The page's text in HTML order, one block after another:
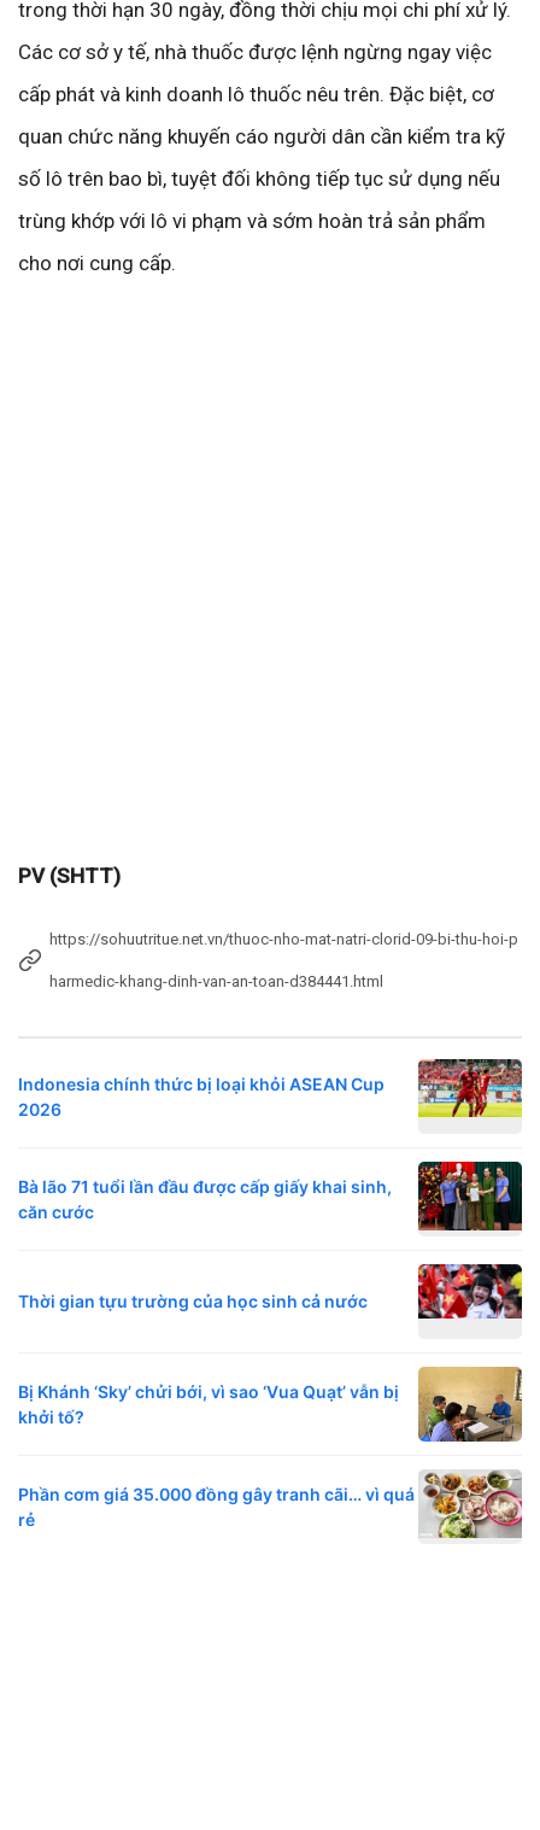
trong thời hạn 30 ngày, đồng thời chịu mọi chi phí xử lý.
Các cơ sở y tế, nhà thuốc được lệnh ngừng ngay việc
cấp phát và kinh doanh lô thuốc nêu trên. Đặc biệt, cơ
quan chức năng khuyến cáo người dân cần kiểm tra kỹ
số lô trên bao bì, tuyệt đối không tiếp tục sử dụng nếu
trùng khớp với lô vi phạm và sớm hoàn trả sản phẩm
cho nơi cung cấp.
PV (SHTT)
https://sohuutritue.net.vn/thuoc-nho-mat-natri-clorid-09-bi-thu-hoi-p
harmedic-khang-dinh-van-an-toan-d384441.html
Indonesia chính thức bị loại khỏi ASEAN Cup
2026
Bà lão 71 tuổi lần đầu được cấp giấy khai sinh,
căn cước
Thời gian tựu trường của học sinh cả nước
Bị Khánh ‘Sky’ chửi bới, vì sao ‘Vua Quạt’ vẫn bị
khởi tố?
Phần cơm giá 35.000 đồng gây tranh cãi… vì quá
rẻ